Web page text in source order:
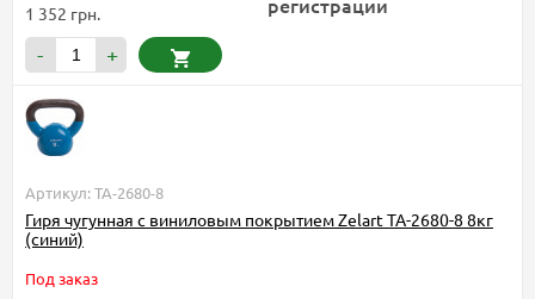
1 352 грн.
- +
Артикул: TA-2680-8
Гиря чугунная с виниловым покрытием Zelart TA-2680-8 8кг
(синий)
Под заказ